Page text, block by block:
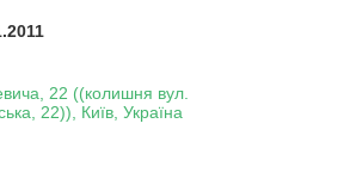
22 ((колишня вул.
22)), Київ, Україна